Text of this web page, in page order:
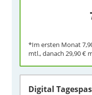
*Im ersten Monat
mtl., danach 29,90 €
Digital